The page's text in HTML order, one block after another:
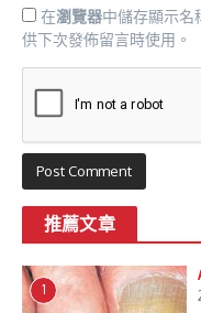
在瀏覽器中儲存顯示名
供下次發佈留言時使用。
推薦文章
1